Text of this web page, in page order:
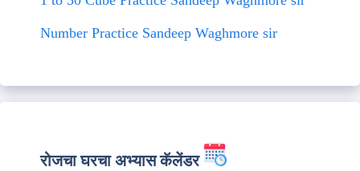
Number Practice Sandeep Waghmore sir
रोजचा घरचा अभ्यास कॅलेंडर